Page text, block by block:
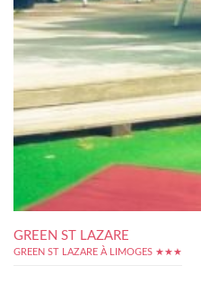
GREEN ST LAZARE
GREEN ST LAZARE À LIMOGES ★★★